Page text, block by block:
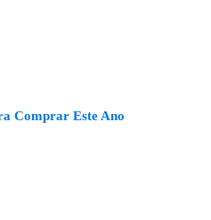
Comprar Este Ano